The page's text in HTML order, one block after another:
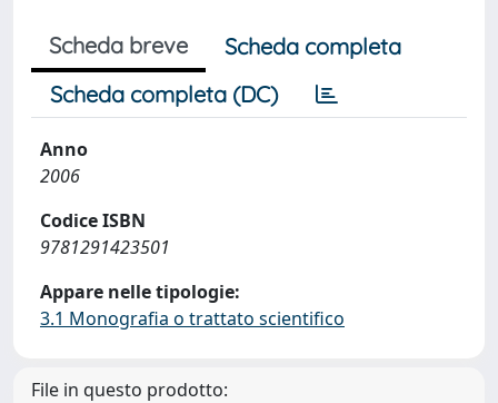
Scheda breve
Scheda completa
Scheda completa (DC)
Anno
2006
Codice ISBN
9781291423501
Appare nelle tipologie:
3.1 Monografia o trattato scientifico
File in questo prodotto: